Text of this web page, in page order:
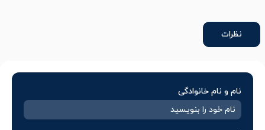
نظرات
نام و نام خانوادگی